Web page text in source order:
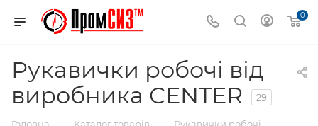
0
Рукавички робочі від
виробника CENTER
29